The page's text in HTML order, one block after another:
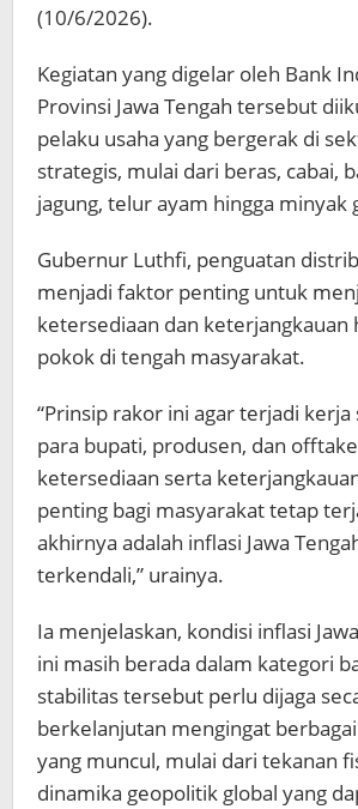
(10/6/2026).
Kegiatan yang digelar oleh Bank
Provinsi Jawa Tengah tersebut
pelaku usaha yang bergerak di
strategis, mulai dari beras, cabai,
jagung, telur ayam hingga minyak
Gubernur Luthfi, penguatan
menjadi faktor penting untuk
ketersediaan dan keterjangkauan
pokok di tengah masyarakat.
“Prinsip rakor ini agar terjadi kerja
para bupati, produsen, dan
ketersediaan serta
penting bagi masyarakat tetap
akhirnya adalah inflasi Jawa
terkendali,” urainya.
Ia menjelaskan, kondisi inflasi
ini masih berada dalam kategori
stabilitas tersebut perlu dijaga
berkelanjutan mengingat
yang muncul, mulai dari tekanan
dinamika geopolitik global yang